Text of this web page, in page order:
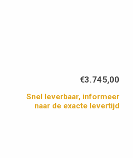
€3.745,00
Snel leverbaar, informeer
naar de exacte levertijd